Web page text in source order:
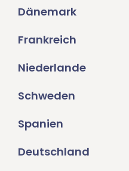
Dänemark
Frankreich
Niederlande
Schweden
Spanien
Deutschland